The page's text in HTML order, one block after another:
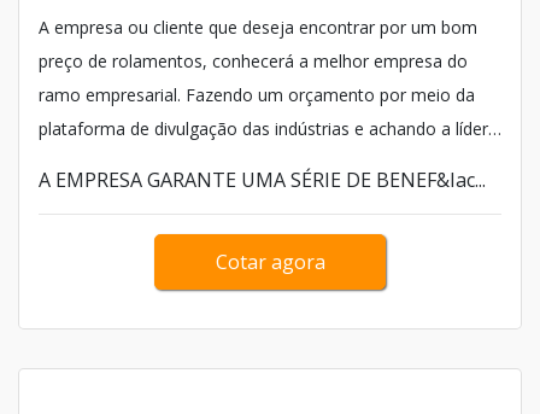
A empresa ou cliente que deseja encontrar por um bom
preço de rolamentos, conhecerá a melhor empresa do
ramo empresarial. Fazendo um orçamento por meio da
plataforma de divulgação das indústrias e achando a líder
em qualidade. Quando a temática é rolamentos, com a
A EMPRESA GARANTE UMA SÉRIE DE BENEF&Iac...
Cotar agora